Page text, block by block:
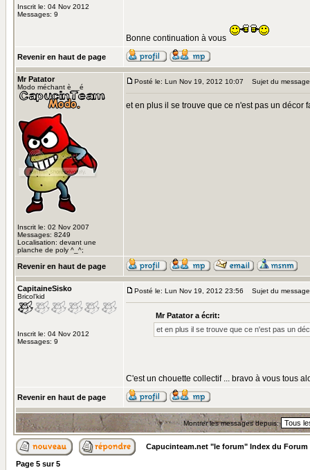
Inscrit le: 04 Nov 2012
Messages: 9
Bonne continuation à vous
Revenir en haut de page
Mr Patator
Modo méchant è__é
Inscrit le: 02 Nov 2007
Messages: 8249
Localisation: devant une
planche de poly ^_^;
Posté le: Lun Nov 19, 2012 10:07 Sujet du
et en plus il se trouve que ce n'est pas un décor
Revenir en haut de page
CapitaineSisko
Bricol'kid
Inscrit le: 04 Nov 2012
Messages: 9
Posté le: Lun Nov 19, 2012 23:56 Sujet du
Mr Patator a écrit:
et en plus il se trouve que ce n'est pas un
C'est un chouette collectif ... bravo à vous tous
Revenir en haut de page
Montrer les messages depuis:
Capucinteam.net "le forum" Index du Forum
Page 5 sur5